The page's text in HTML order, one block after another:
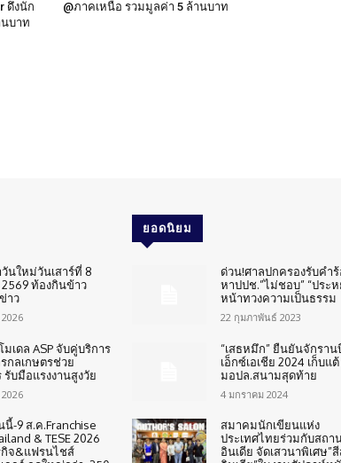
ดึงนัก
บาท
@ภาคเหนือ รวมมูลค่า 5 ล้านบาท
วันใหม่วันเสาร์ที่ 8
ท้องกินข้าว
าว
เดล ASP จับคู่บริการ
กลเกษตรช่วย
รับมือแรงงานสูงวัย
นี้-9 ส.ค.Franchise
& TESE 2026
จ&แฟรนไชส์
ยอดนิยม
ด่วน!ศาลปกครองรับคำร้
หาปปช.”ไม่ชอบ” “ประห
หน้าทวงความเป็นธรรม
22 กุมภาพันธ์ 2023
“เสธหมึก” ยืนยันจักราน
เอ็กซ์เอเชีย 2024 เก็บแต้
มอปล.สนามสุดท้าย
4 มกราคม 2024
สมาคมนักเขียนแห่ง
ประเทศไทยร่วมกับสถา
อินเดีย จัดเสวนาพิเศษ”